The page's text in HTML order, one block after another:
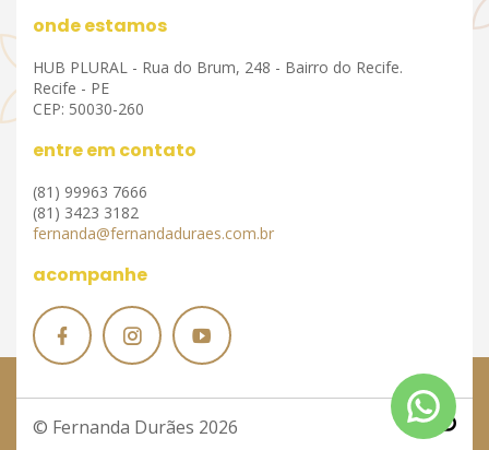
onde estamos
HUB PLURAL - Rua do Brum, 248 - Bairro do Recife.
Recife - PE
CEP: 50030-260
entre em contato
(81) 99963 7666
(81) 3423 3182
fernanda@fernandaduraes.com.br
acompanhe
© Fernanda Durães 2026